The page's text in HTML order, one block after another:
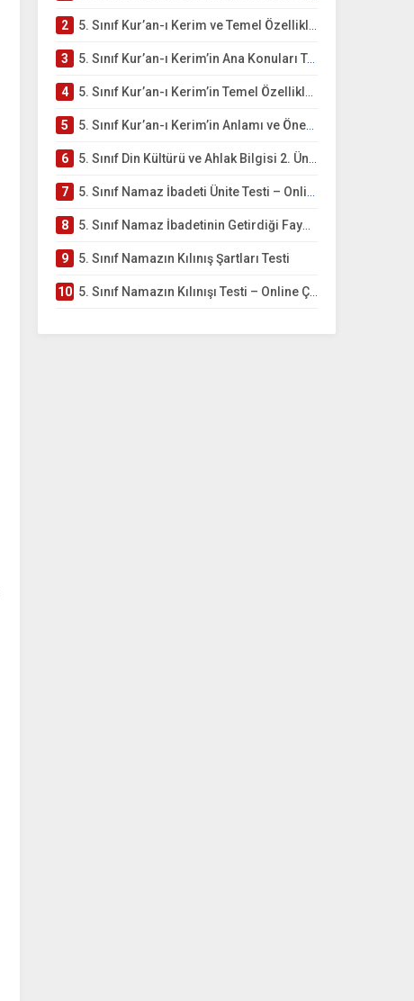
2 5. Sınıf Kur’an-ı Kerim ve Temel Özellikleri Testi – Online Çöz
3 5. Sınıf Kur’an-ı Kerim’in Ana Konuları Testi – Online Çöz
4 5. Sınıf Kur’an-ı Kerim’in Temel Özellikleri ve Önemi Testi – Online Çöz
5 5. Sınıf Kur’an-ı Kerim’in Anlamı ve Önemi Testi – Online Çöz
6 5. Sınıf Din Kültürü ve Ahlak Bilgisi 2. Ünite: Namaz İbadeti Çalışmaları
7 5. Sınıf Namaz İbadeti Ünite Testi – Online Çöz
8 5. Sınıf Namaz İbadetinin Getirdiği Faydalar Testi
9 5. Sınıf Namazın Kılınış Şartları Testi
10 5. Sınıf Namazın Kılınışı Testi – Online Çöz